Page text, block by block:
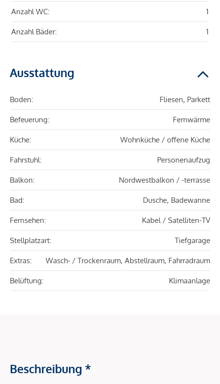
Anzahl WC: 1
Anzahl Bäder: 1
Ausstattung
Boden: Fliesen, Parkett
Befeuerung: Fernwärme
Küche: Wohnküche / offene Küche
Fahrstuhl: Personenaufzug
Balkon: Nordwestbalkon / -terrasse
Bad: Dusche, Badewanne
Fernsehen: Kabel / Satelliten-TV
Stellplatzart: Tiefgarage
Extras: Wasch- / Trockenraum, Abstellraum, Fahrradraum
Belüftung: Klimaanlage
Beschreibung *